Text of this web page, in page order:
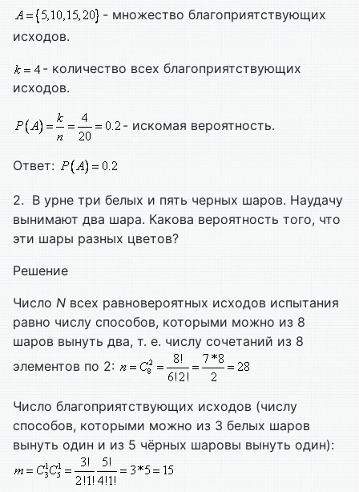
- множество благоприятствующих
исходов.
- количество всех благоприятствующих
исходов.
- искомая вероятность.
Ответ:
2. В урне три белых и пять черных шаров. Наудачу
вынимают два шара. Какова вероятность того, что
эти шары разных цветов?
Решение
Число N всех равновероятных исходов испытания
равно числу способов, которыми можно из 8
шаров вынуть два, т. е. числу сочетаний из 8
элементов по 2:
Число благоприятствующих исходов (числу
способов, которыми можно из 3 белых шаров
вынуть один и из 5 чёрных шаровы вынуть один):